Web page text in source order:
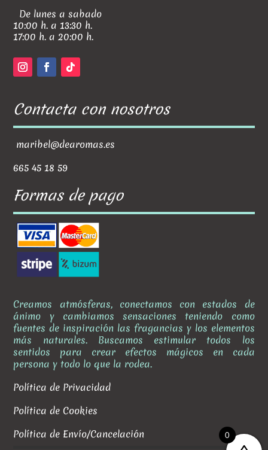
De lunes a sabado
10:00 h. a 13:30 h.
17:00 h. a 20:00 h.
Contacta con nosotros
maribel@dearomas.es
665 45 18 59
Formas de pago
Creamos atmósferas, conectamos con estados de
ánimo y cambiamos sensaciones teniendo como
fuentes de inspiración las fragancias y los elementos
más naturales. Buscamos estimular todos los
sentidos para crear efectos mágicos en cada
persona y todo lo que la rodea.
Política de Privacidad
Política de Cookies
Política de Envío/Cancelación
0